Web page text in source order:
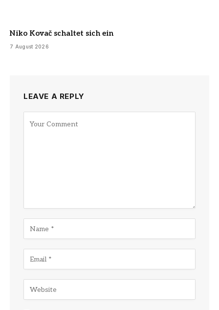
Niko Kovač schaltet sich ein
7 August 2026
LEAVE A REPLY